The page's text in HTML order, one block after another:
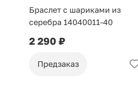
Браслет с шариками из
серебра 14040011-40
2 290 ₽
Предзаказ